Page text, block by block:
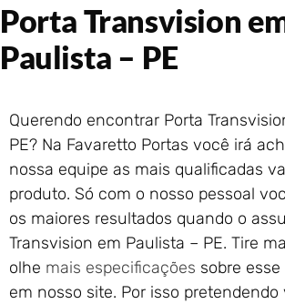
Enrolar em
Portão de
Enrolar em
Portão de
Enrolar em
Enrolar em
Portão de
Enrolar em
RJ
Porta Transvision
Paulista – PE
Querendo encontrar Porta
PE? Na Favaretto Portas você irá
nossa equipe as mais qualificadas
produto. Só com o nosso pessoal
os maiores resultados quando o
Transvision em Paulista – PE. Tire
olhe mais especificações sobre
em nosso site. Por isso pretendendo